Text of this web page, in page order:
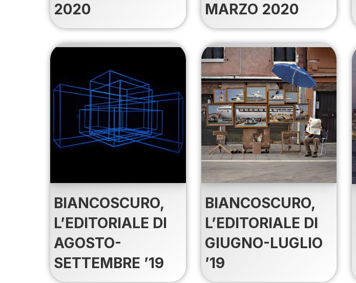
2020
MARZO 2020
BIANCOSCURO,
L’EDITORIALE DI
AGOSTO-
SETTEMBRE ’19
BIANCOSCURO,
L’EDITORIALE DI
GIUGNO-LUGLIO
’19